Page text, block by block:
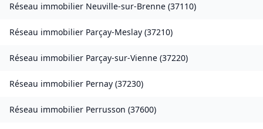
Réseau immobilier Neuville-sur-Brenne (37110)
Réseau immobilier Parçay-Meslay (37210)
Réseau immobilier Parçay-sur-Vienne (37220)
Réseau immobilier Pernay (37230)
Réseau immobilier Perrusson (37600)